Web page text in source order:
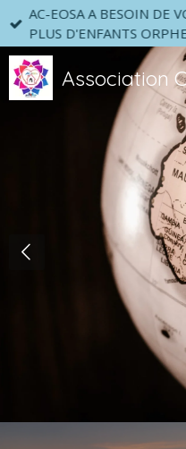
Passer
contenu
principal Association
AC-EOSA A BESOIN DE
PLUS D'ENFANTS